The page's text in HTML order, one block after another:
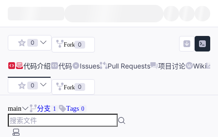
0 Fork 0
代码介绍 代码 Issues Pull Requests 项目讨论 Wiki
0 Fork 0
main 分支 1 Tags 0